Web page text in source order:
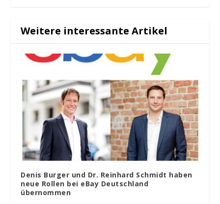
Weitere interessante Artikel
Denis Burger und Dr. Reinhard Schmidt haben
neue Rollen bei eBay Deutschland
übernommen